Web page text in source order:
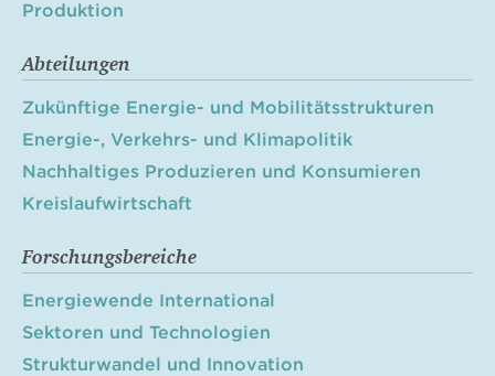
Produktion
Abteilungen
Zukünftige Energie- und Mobilitätsstrukturen
Energie-, Verkehrs- und Klimapolitik
Nachhaltiges Produzieren und Konsumieren
Kreislaufwirtschaft
Forschungsbereiche
Energiewende International
Sektoren und Technologien
Strukturwandel und Innovation